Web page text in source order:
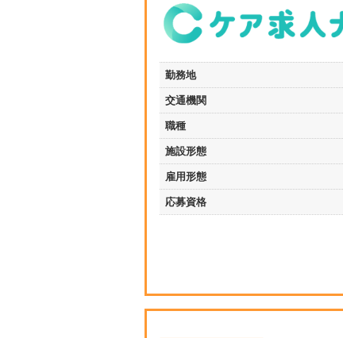
勤務地
交通機関
職種
施設形態
雇用形態
応募資格